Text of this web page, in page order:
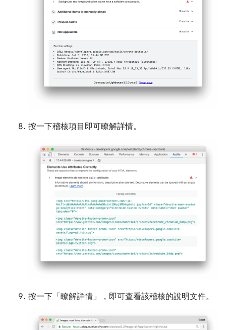
按一下稽核項目即可瞭解詳情。
按一下「瞭解詳情」 ，即可查看該稽核的說明文件。